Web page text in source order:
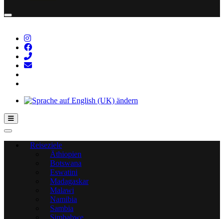
Hamburger Toggle-Menü
Reiseziele
Äthiopien
Botswana
Eswatini
Madagaskar
Malawi
Namibia
Sambia
Simbabwe